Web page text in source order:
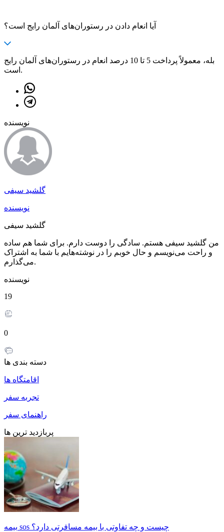
آیا انعام دادن در رستوران‌های آلمان رایج است؟
بله، معمولاً پرداخت 5 تا 10 درصد انعام در رستوران‌های آلمان رایج
است.
نویسنده
گلشید سیفی
نویسنده
گلشید سیفی
من گلشید سیفی هستم. سادگی را دوست دارم. برای شما هم ساده
و راحت می‌نویسم و حال خوبم را در نوشته‌هایم با شما به اشتراک
می‌گذارم.
نویسنده
19
0
دسته بندی ها
اقامتگاه ها
تجربه سفر
راهنمای سفر
پربازدید ترین ها
بیمه sos چیست و چه تفاوتی با بیمه مسافرتی دارد؟